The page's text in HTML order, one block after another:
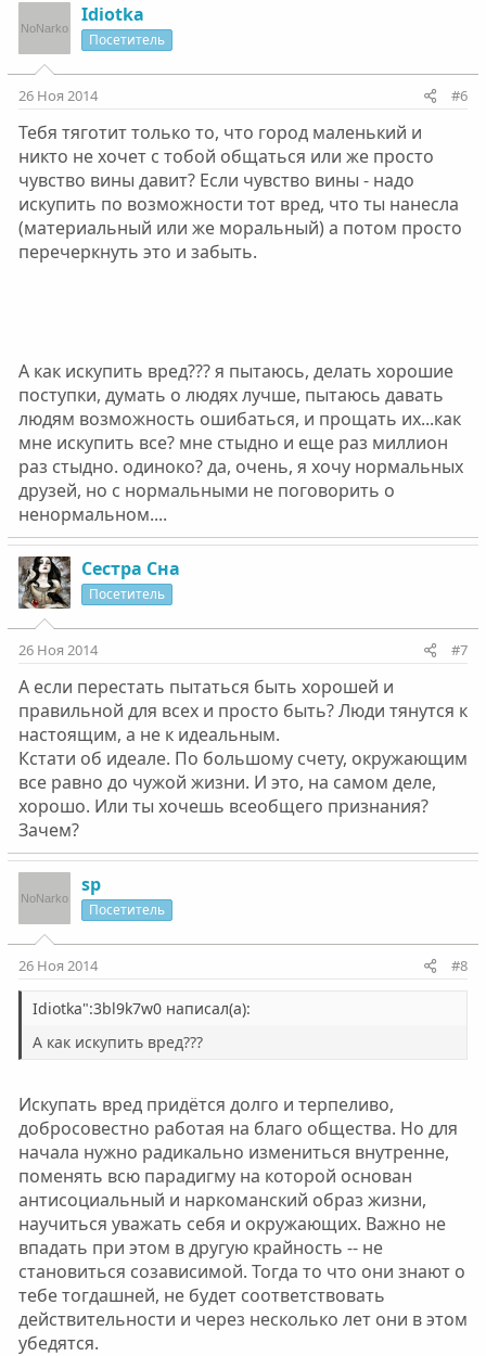
Idiotka
Посетитель
26 Ноя 2014 #6
Тебя тяготит только то, что город маленький и
никто не хочет с тобой общаться или же просто
чувство вины давит? Если чувство вины - надо
искупить по возможности тот вред, что ты нанесла
(материальный или же моральный) а потом просто
перечеркнуть это и забыть.
А как искупить вред??? я пытаюсь, делать хорошие
поступки, думать о людях лучше, пытаюсь давать
людям возможность ошибаться, и прощать их...как
мне искупить все? мне стыдно и еще раз миллион
раз стыдно. одиноко? да, очень, я хочу нормальных
друзей, но с нормальными не поговорить о
ненормальном....
Сестра Сна
Посетитель
26 Ноя 2014 #7
А если перестать пытаться быть хорошей и
правильной для всех и просто быть? Люди тянутся к
настоящим, а не к идеальным.
Кстати об идеале. По большому счету, окружающим
все равно до чужой жизни. И это, на самом деле,
хорошо. Или ты хочешь всеобщего признания?
Зачем?
sp
Посетитель
26 Ноя 2014 #8
Idiotka":3bl9k7w0 написал(а):
А как искупить вред???
Искупать вред придётся долго и терпеливо,
добросовестно работая на благо общества. Но для
начала нужно радикально измениться внутренне,
поменять всю парадигму на которой основан
антисоциальный и наркоманский образ жизни,
научиться уважать себя и окружающих. Важно не
впадать при этом в другую крайность -- не
становиться созависимой. Тогда то что они знают о
тебе тогдашней, не будет соответствовать
действительности и через несколько лет они в этом
убедятся.